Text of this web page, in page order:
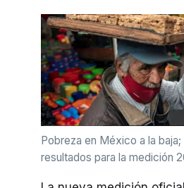
Pobreza en México a la
resultados para la medición